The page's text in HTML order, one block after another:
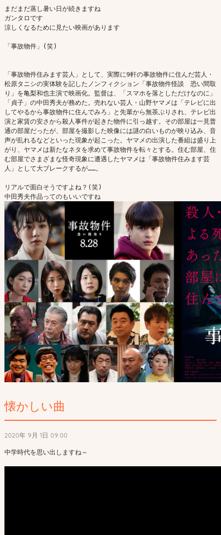
まだまだ蒸し暑い日が続きますね
ガンタロです
涼しくなるために見たい映画があります
「事故物件」(笑)
「事故物件住みます芸人」として、実際に9軒の事故物件に住んだ芸人・
松原タニシの実体験を記したノンフィクション「事故物件怪談　恐い間取
り」を亀梨和也主演で映画化。監督は、「スマホを落としただけなのに」
「貞子」の中田秀夫が務めた。売れない芸人・山野ヤマメは「テレビに出
してやるから事故物件に住んでみろ」と先輩から無茶ぶりされ、テレビ出
演と家賃の安さから殺人事件が起きた物件に引っ越す。その部屋は一見普
通の部屋だったが、部屋を撮影した映像には謎の白いものが映り込み、音
声が乱れるなどといった現象が起こった。ヤマメの出演した番組は盛り上
がり、ヤマメは新たなネタを求めて事故物件を転々とする。住む部屋、住
む部屋でさまざまな怪奇現象に遭遇したヤマメは「事故物件住みます芸
人」として大ブレークするが……。
リアルで面白そうですよね？(笑)
中田秀夫作品ってのもいいですね
懐かしい曲
2020年 9月 1日 09:00
中学時代を思い出しますね～